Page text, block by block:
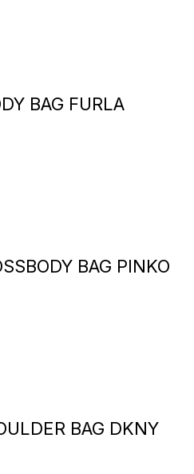
BAG FURLA
BAG PINKO
BAG DKNY